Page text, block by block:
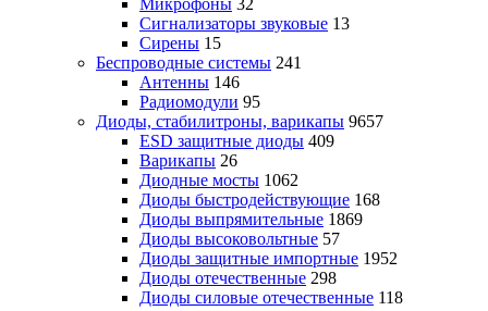
Сигнализаторы звуковые 13
Сирены 15
Беспроводные системы 241
Антенны 146
Радиомодули 95
Диоды, стабилитроны, варикапы 9657
ESD защитные диоды 409
Варикапы 26
Диодные мосты 1062
Диоды быстродействующие 168
Диоды выпрямительные 1869
Диоды высоковольтные 57
Диоды защитные импортные 1952
Диоды отечественные 298
Диоды силовые отечественные 118